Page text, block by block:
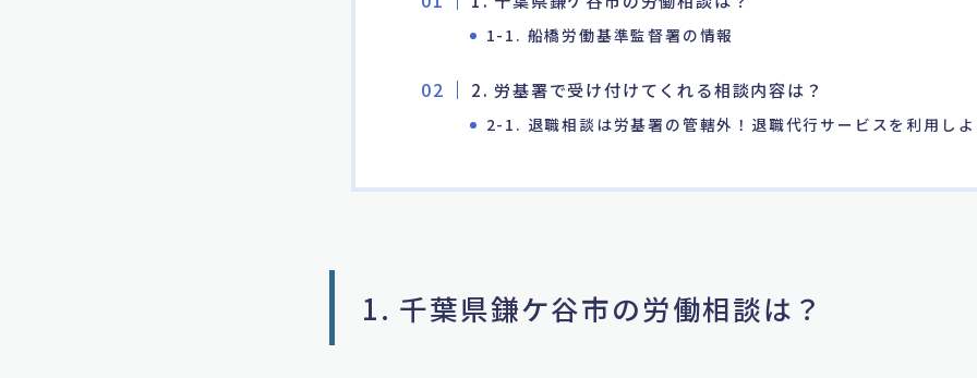
1-1. 船橋労働基準監督署の情報
2. 労基署で受け付けてくれる相談内容は？
2-1. 退職相談は労基署の管轄外！退職代行サービスを利用しよ
1. 千葉県鎌ケ谷市の労働相談は？